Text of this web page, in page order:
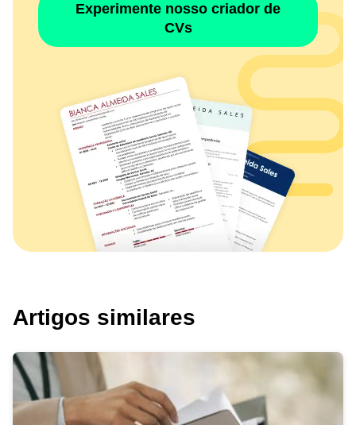
Experimente nosso criador de
CVs
Artigos similares